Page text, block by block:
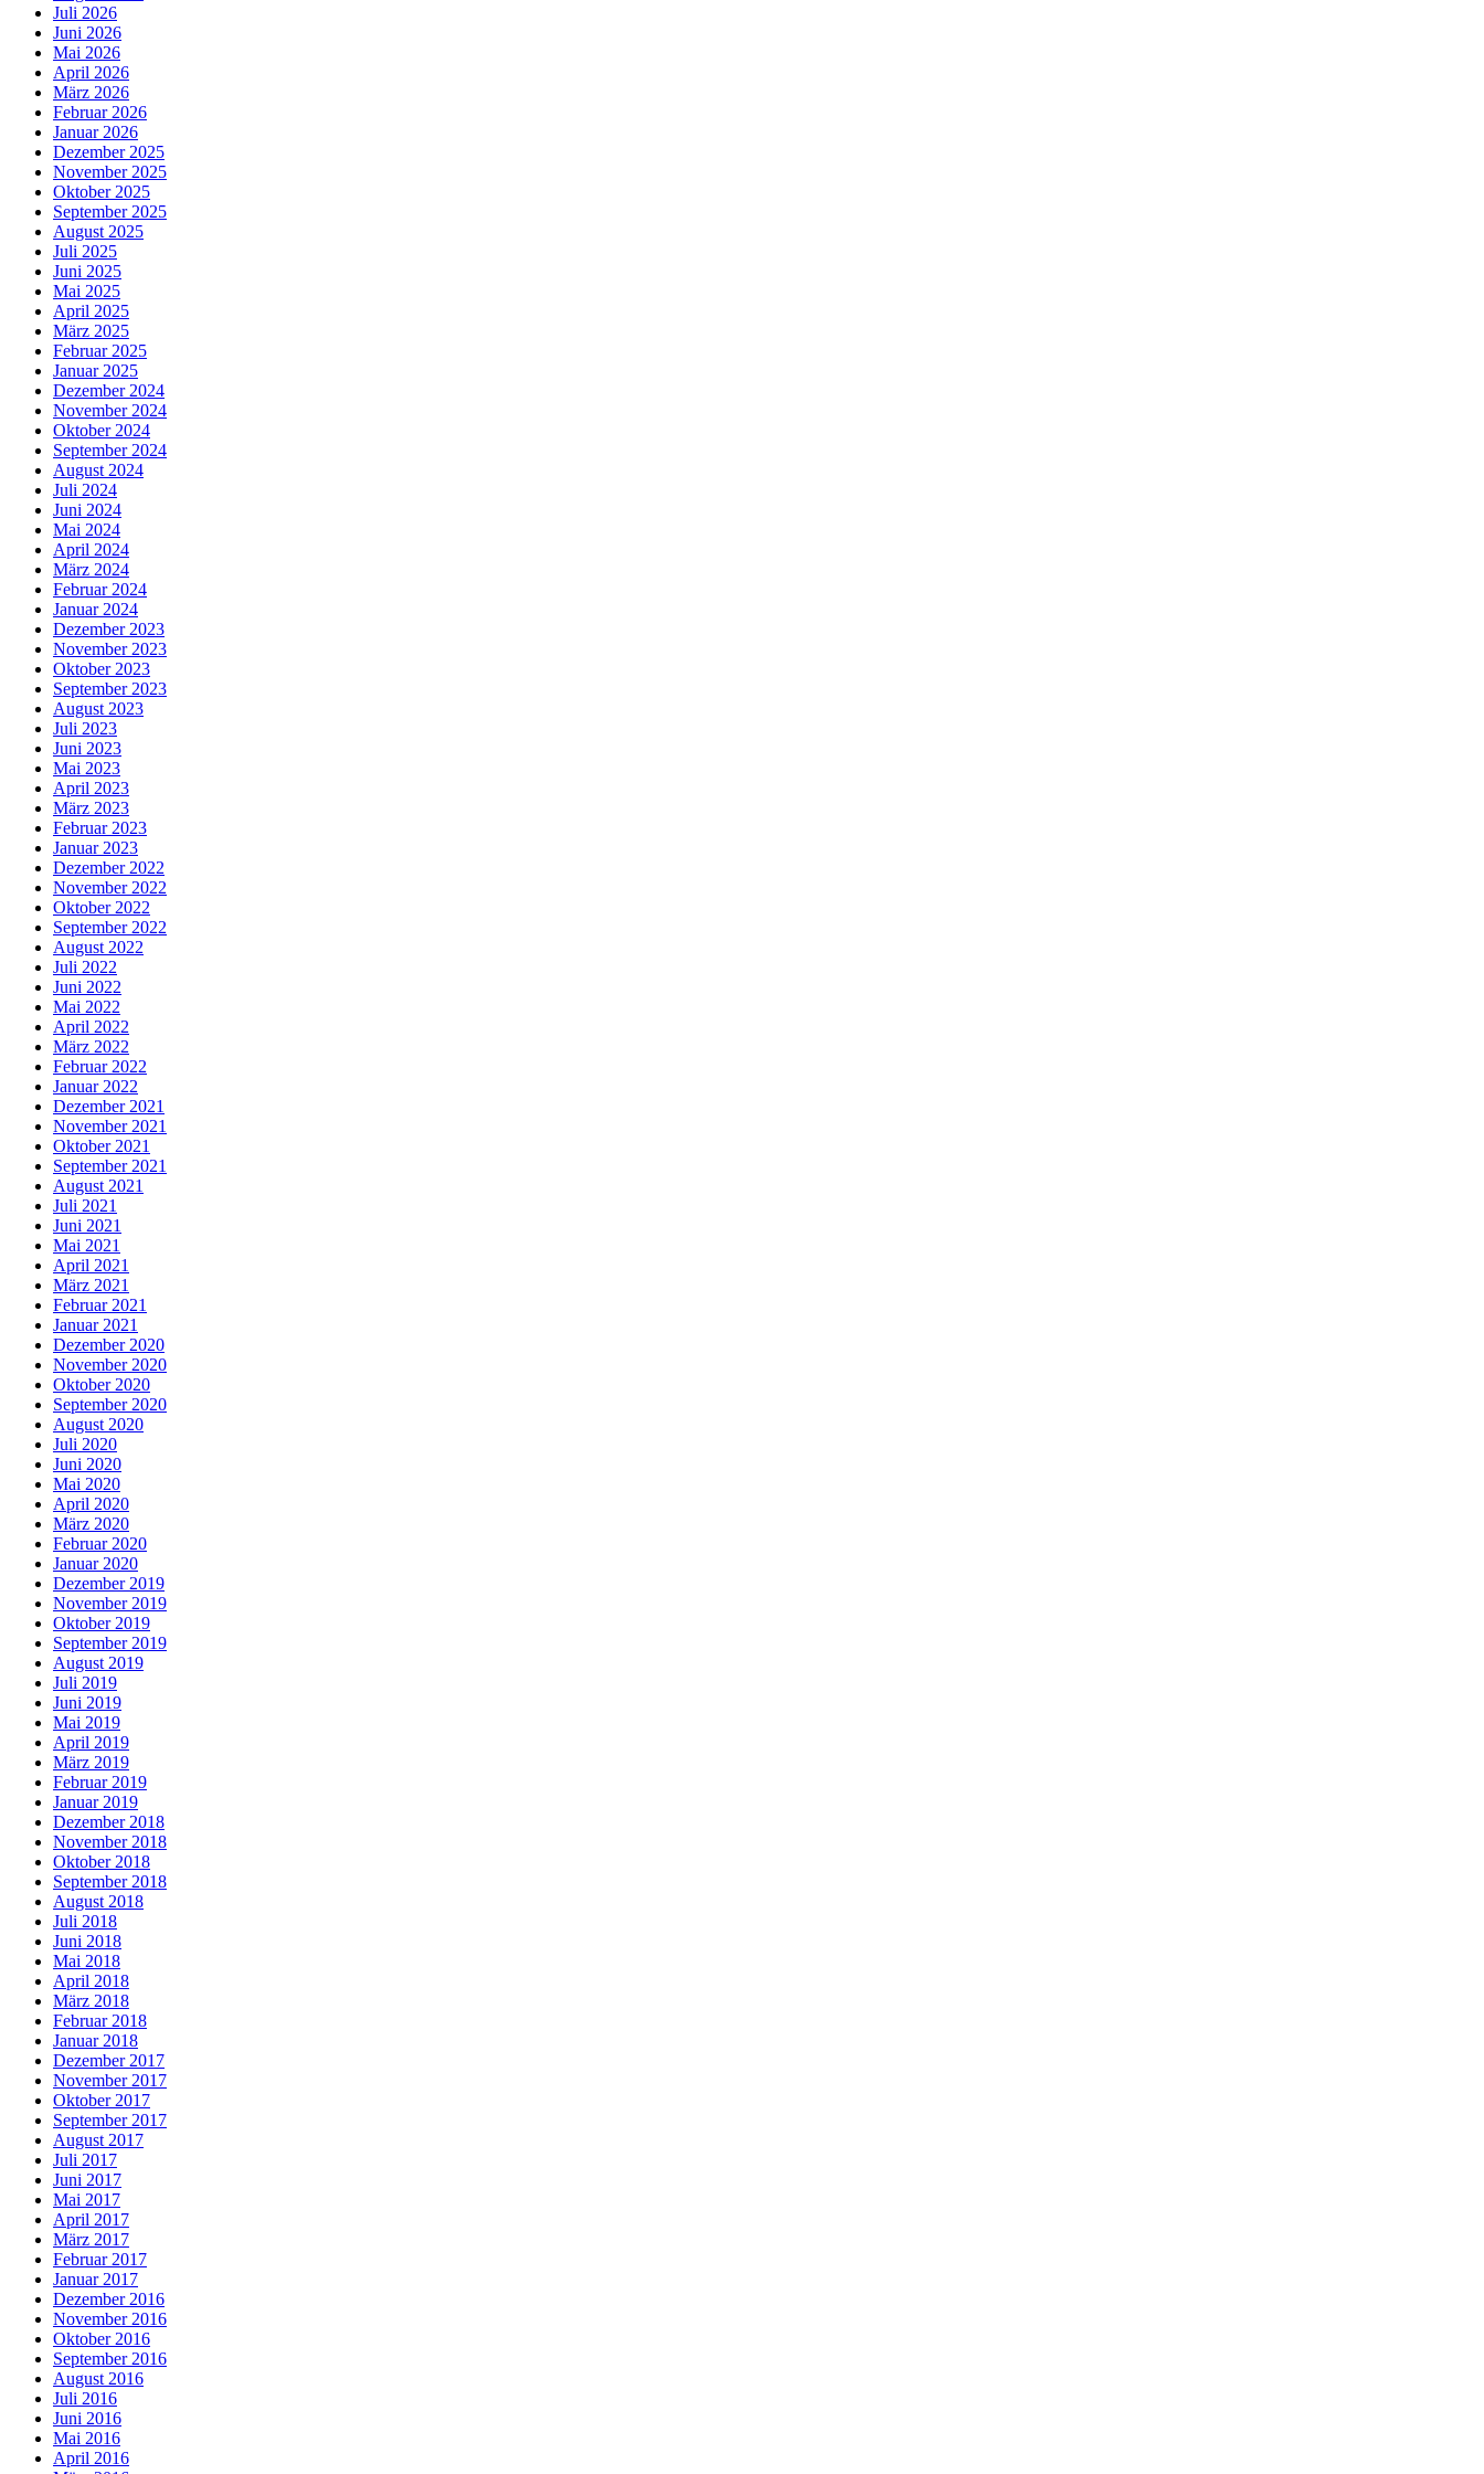
Juli 2026
Juni 2026
Mai 2026
April 2026
März 2026
Februar 2026
Januar 2026
Dezember 2025
November 2025
Oktober 2025
September 2025
August 2025
Juli 2025
Juni 2025
Mai 2025
April 2025
März 2025
Februar 2025
Januar 2025
Dezember 2024
November 2024
Oktober 2024
September 2024
August 2024
Juli 2024
Juni 2024
Mai 2024
April 2024
März 2024
Februar 2024
Januar 2024
Dezember 2023
November 2023
Oktober 2023
September 2023
August 2023
Juli 2023
Juni 2023
Mai 2023
April 2023
März 2023
Februar 2023
Januar 2023
Dezember 2022
November 2022
Oktober 2022
September 2022
August 2022
Juli 2022
Juni 2022
Mai 2022
April 2022
März 2022
Februar 2022
Januar 2022
Dezember 2021
November 2021
Oktober 2021
September 2021
August 2021
Juli 2021
Juni 2021
Mai 2021
April 2021
März 2021
Februar 2021
Januar 2021
Dezember 2020
November 2020
Oktober 2020
September 2020
August 2020
Juli 2020
Juni 2020
Mai 2020
April 2020
März 2020
Februar 2020
Januar 2020
Dezember 2019
November 2019
Oktober 2019
September 2019
August 2019
Juli 2019
Juni 2019
Mai 2019
April 2019
März 2019
Februar 2019
Januar 2019
Dezember 2018
November 2018
Oktober 2018
September 2018
August 2018
Juli 2018
Juni 2018
Mai 2018
April 2018
März 2018
Februar 2018
Januar 2018
Dezember 2017
November 2017
Oktober 2017
September 2017
August 2017
Juli 2017
Juni 2017
Mai 2017
April 2017
März 2017
Februar 2017
Januar 2017
Dezember 2016
November 2016
Oktober 2016
September 2016
August 2016
Juli 2016
Juni 2016
Mai 2016
April 2016